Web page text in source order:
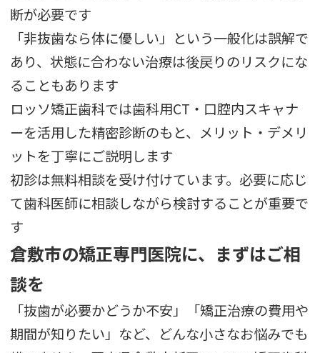
断が必要です
「非抜歯なら体に優しい」という一般化は誤解で
あり、状態に合わない治療は後戻りのリスクにな
ることもあります
ロッソ矯正歯科では歯科用CT・口腔内スキャナ
ーを活用した精密診断のもと、メリット・デメリ
ットを丁寧にご説明します
初診は無料相談を受け付けています。必要に応じ
て歯科医師に相談しながら検討することが重要で
す
倉敷市の矯正専門医院に、まずはご相
談を
「抜歯が必要かどうか不安」「矯正治療の費用や
期間が知りたい」など、どんな小さなお悩みでも